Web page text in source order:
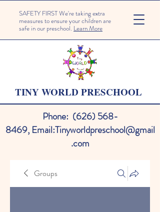
SAFETY FIRST We're taking extra
measures to ensure your children are
safe in our preschool. Learn More
TINY WORLD PRESCHOOL
Phone: (626) 568-
8469, Email:Tinyworldpreschool@gmail
.com
Groups